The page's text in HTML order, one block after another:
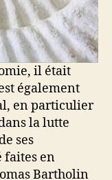
il était
également
en particulier
la lutte
ses
faites en
Bartholin